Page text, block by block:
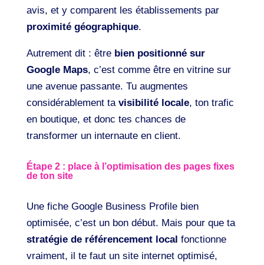
avis, et y comparent les établissements par
proximité géographique.
Autrement dit : être bien positionné sur
Google Maps, c’est comme être en vitrine sur
une avenue passante. Tu augmentes
considérablement ta visibilité locale, ton trafic
en boutique, et donc tes chances de
transformer un internaute en client.
Étape 2 : place à l’optimisation des pages fixes
de ton site
Une fiche Google Business Profile bien
optimisée, c’est un bon début. Mais pour que ta
stratégie de référencement local fonctionne
vraiment, il te faut un site internet optimisé,